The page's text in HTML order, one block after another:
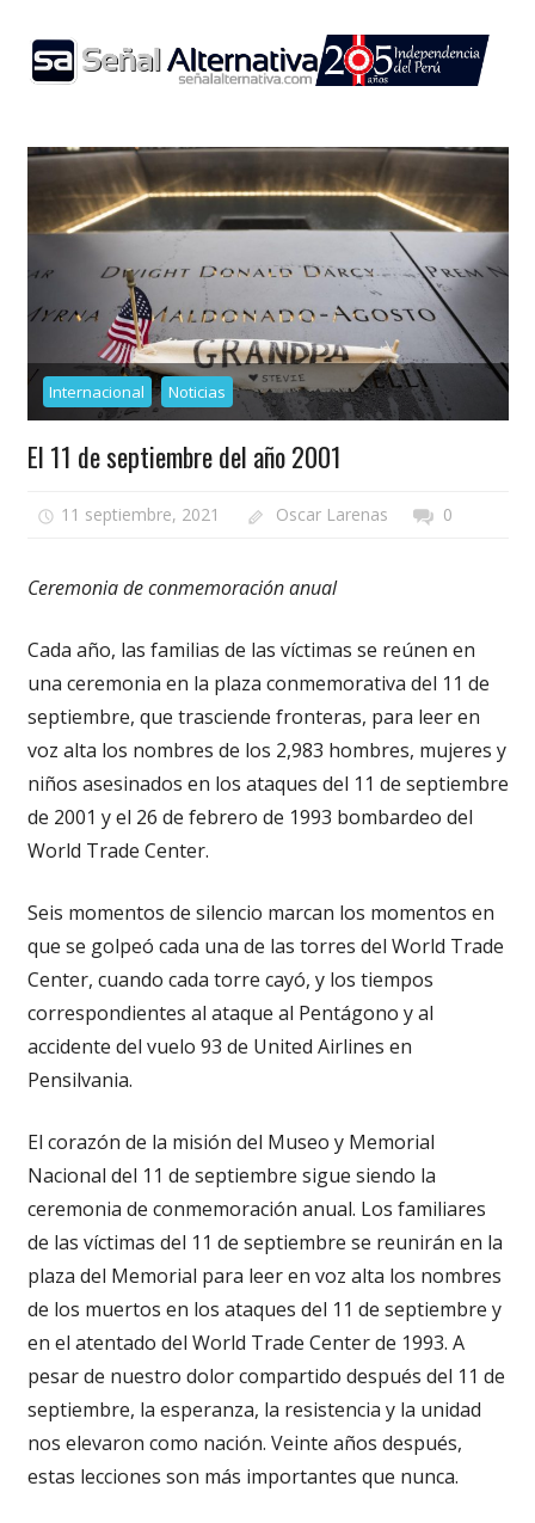
content
Internacional Noticias
El 11 de septiembre del año 2001
11 septiembre, 2021 Oscar Larenas 0
Ceremonia de conmemoración anual
Cada año, las familias de las víctimas se reúnen en
una ceremonia en la plaza conmemorativa del 11 de
septiembre, que trasciende fronteras, para leer en
voz alta los nombres de los 2,983 hombres, mujeres y
niños asesinados en los ataques del 11 de septiembre
de 2001 y el 26 de febrero de 1993 bombardeo del
World Trade Center.
Seis momentos de silencio marcan los momentos en
que se golpeó cada una de las torres del World Trade
Center, cuando cada torre cayó, y los tiempos
correspondientes al ataque al Pentágono y al
accidente del vuelo 93 de United Airlines en
Pensilvania.
El corazón de la misión del Museo y Memorial
Nacional del 11 de septiembre sigue siendo la
ceremonia de conmemoración anual. Los familiares
de las víctimas del 11 de septiembre se reunirán en la
plaza del Memorial para leer en voz alta los nombres
de los muertos en los ataques del 11 de septiembre y
en el atentado del World Trade Center de 1993. A
pesar de nuestro dolor compartido después del 11 de
septiembre, la esperanza, la resistencia y la unidad
nos elevaron como nación. Veinte años después,
estas lecciones son más importantes que nunca.